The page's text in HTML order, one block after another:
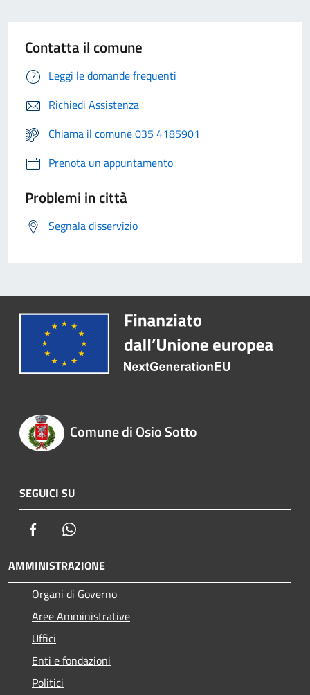
Contatta il comune
Leggi le domande frequenti
Richiedi Assistenza
Chiama il comune 035 4185901
Prenota un appuntamento
Problemi in città
Segnala disservizio
Comune di Osio Sotto
SEGUICI SU
Facebook
AMMINISTRAZIONE
Organi di Governo
Aree Amministrative
Uffici
Enti e fondazioni
Politici